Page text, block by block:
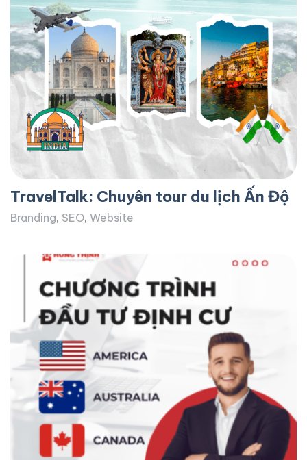
TravelTalk: Chuyên tour du lịch Ấn Độ
Branding, SEO, Website